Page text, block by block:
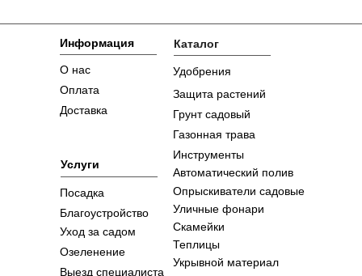
Информация Каталог
Услуги
О нас
Оплата
Выезд специалиста
Уход за садом
Благоустройство
Озеленение
Доставка
Посадка
Удобрения
Защита растений
Грунт садовый
Газонная трава
Инструменты
Автоматический полив
Опрыскиватели садовые
Уличные фонари
Скамейки
Теплицы
Укрывной материал